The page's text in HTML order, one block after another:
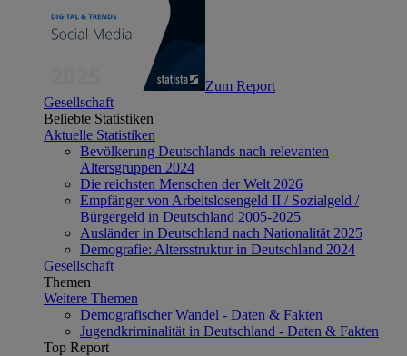
Zum Report
Gesellschaft
Beliebte Statistiken
Aktuelle Statistiken
Bevölkerung Deutschlands nach relevanten
Altersgruppen 2024
Die reichsten Menschen der Welt 2026
Empfänger von Arbeitslosengeld II / Sozialgeld /
Bürgergeld in Deutschland 2005-2025
Ausländer in Deutschland nach Nationalität 2025
Demografie: Altersstruktur in Deutschland 2024
Gesellschaft
Themen
Weitere Themen
Demografischer Wandel - Daten & Fakten
Jugendkriminalität in Deutschland - Daten & Fakten
Top Report